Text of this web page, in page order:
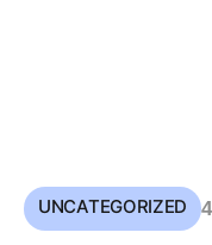
UNCATEGORIZED